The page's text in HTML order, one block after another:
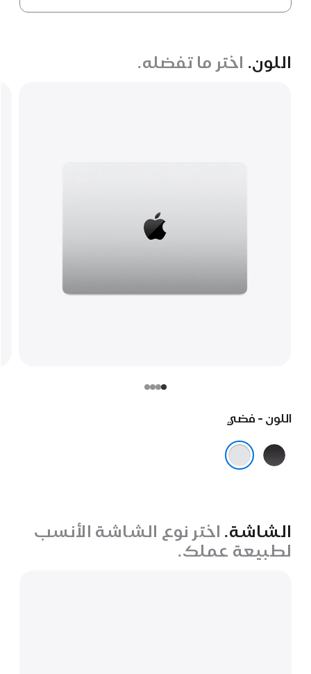
اللون. اختر ما تفضله.
اللون - فضي
أسود
فلكي
الشاشة. اختر نوع الشاشة الأنسب
لطبيعة عملك.